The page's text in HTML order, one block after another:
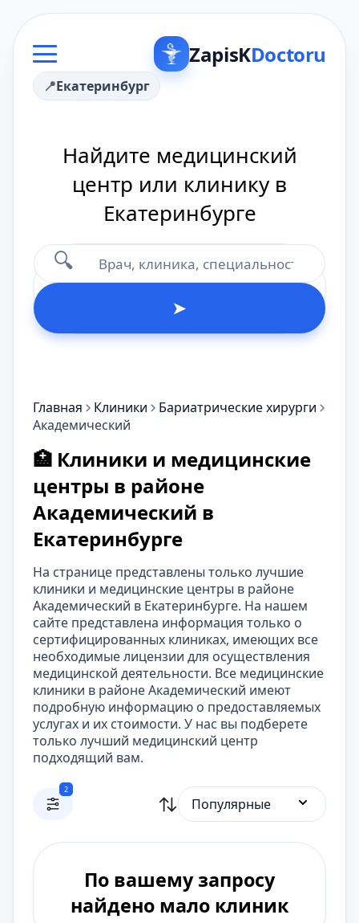
ZapisKDoctoru
Екатеринбург
Найдите медицинский
центр или клинику в
Екатеринбурге
🔍
➤
Главная Клиники
Бариатрические хирурги
Академический
🏥 Клиники и медицинские
центры в районе
Академический в
Екатеринбурге
На странице представлены только лучшие
клиники и медицинские центры в районе
Академический в Екатеринбурге. На нашем
сайте представлена информация только о
сертифицированных клиниках, имеющих все
необходимые лицензии для осуществления
медицинской деятельности. Все медицинские
клиники в районе Академический имеют
подробную информацию о предоставляемых
услугах и их стоимости. У нас вы подберете
только лучший медицинский центр
подходящий вам.
2
Популярные
По вашему запросу
найдено мало клиник